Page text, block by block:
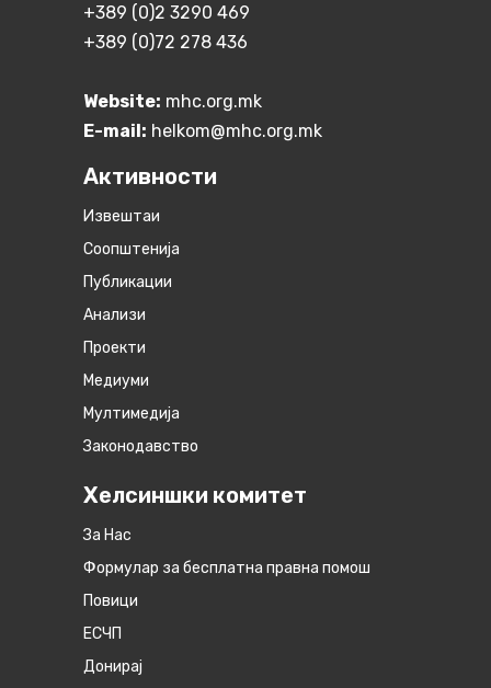
+389 (0)2 3290 469
+389 (0)72 278 436
Website: mhc.org.mk
E-mail: helkom@mhc.org.mk
Активности
Извештаи
Соопштенија
Публикации
Анализи
Проекти
Медиуми
Мултимедија
Законодавство
Хелсиншки комитет
За Нас
Формулар за бесплатна правна помош
Повици
ЕСЧП
Донирај